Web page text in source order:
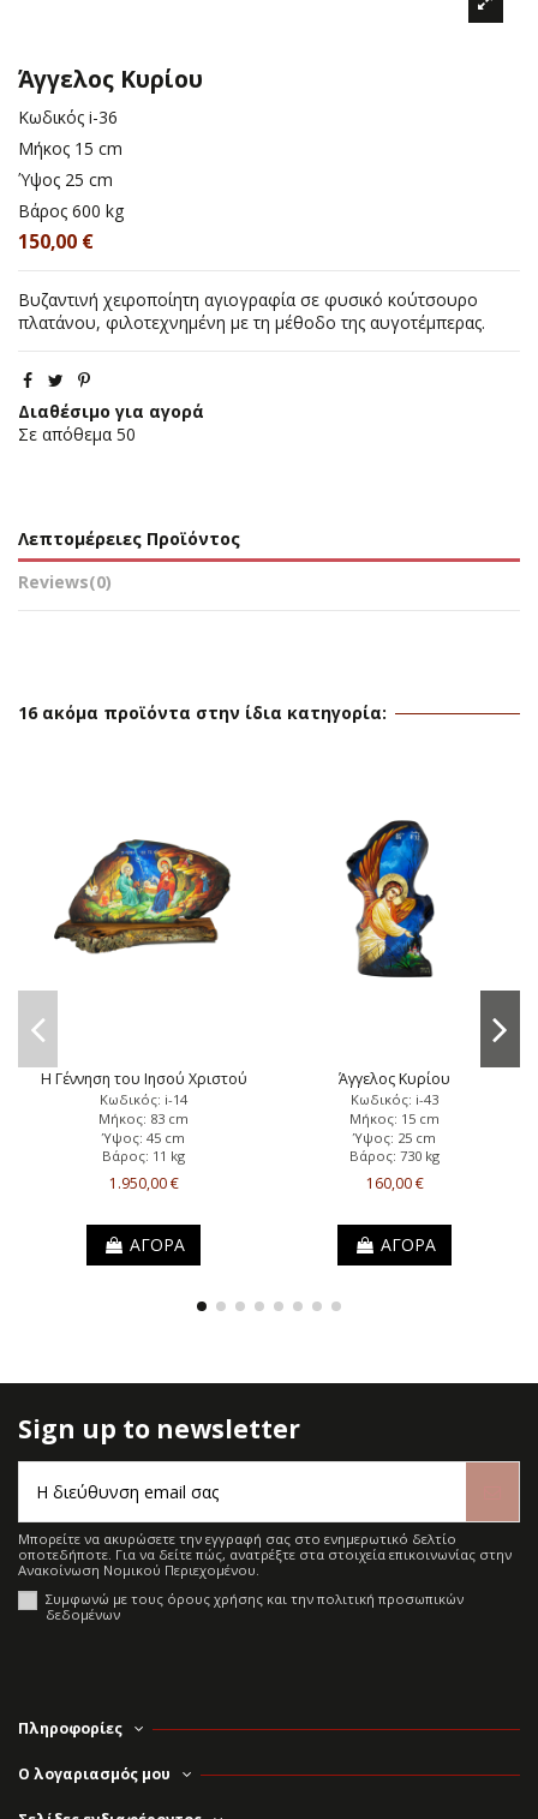
Άγγελος Κυρίου
Κωδικός i-36
Μήκος 15 cm
Ύψος 25 cm
Βάρος 600 kg
150,00 €
Βυζαντινή χειροποίητη αγιογραφία σε φυσικό κούτσουρο
πλατάνου, φιλοτεχνημένη με τη μέθοδο της αυγοτέμπερας.
Διαθέσιμο για αγορά
Σε απόθεμα 50
Λεπτομέρειες Προϊόντος
Reviews(0)
16 ακόμα προϊόντα στην ίδια κατηγορία:
Η Γέννηση του Ιησού Χριστού
Κωδικός: i-14
Μήκος: 83 cm
Ύψος: 45 cm
Βάρος: 11 kg
1.950,00 €
ΑΓΟΡΑ
Άγγελος Κυρίου
Κωδικός: i-43
Μήκος: 15 cm
Ύψος: 25 cm
Βάρος: 730 kg
160,00 €
ΑΓΟΡΑ
Sign up to newsletter
Μπορείτε να ακυρώσετε την εγγραφή σας στο ενημερωτικό δελτίο
οποτεδήποτε. Για να δείτε πώς, ανατρέξτε στα στοιχεία επικοινωνίας στην
Ανακοίνωση Νομικού Περιεχομένου.
Συμφωνώ με τους όρους χρήσης και την πολιτική προσωπικών
δεδομένων
Πληροφορίες
Ο λογαριασμός μου